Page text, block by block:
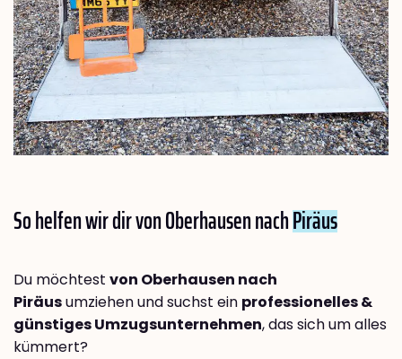
So helfen wir dir von Oberhausen nachPiräus
Du möchtest von Oberhausen nach
Piräusumziehen und suchst ein professionelles &
günstiges Umzugsunternehmen, das sich um alles
kümmert?